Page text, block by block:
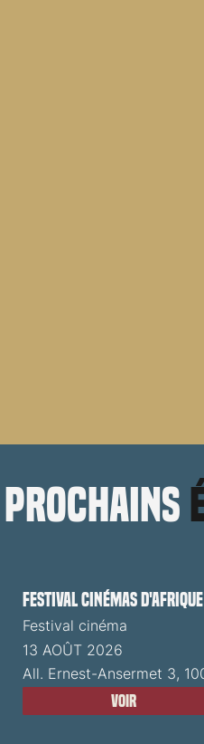
prochains
Festival cinémas
Festival cinéma
13 AOÛT 2026
All. Ernest-Ansermet 3,
Voir